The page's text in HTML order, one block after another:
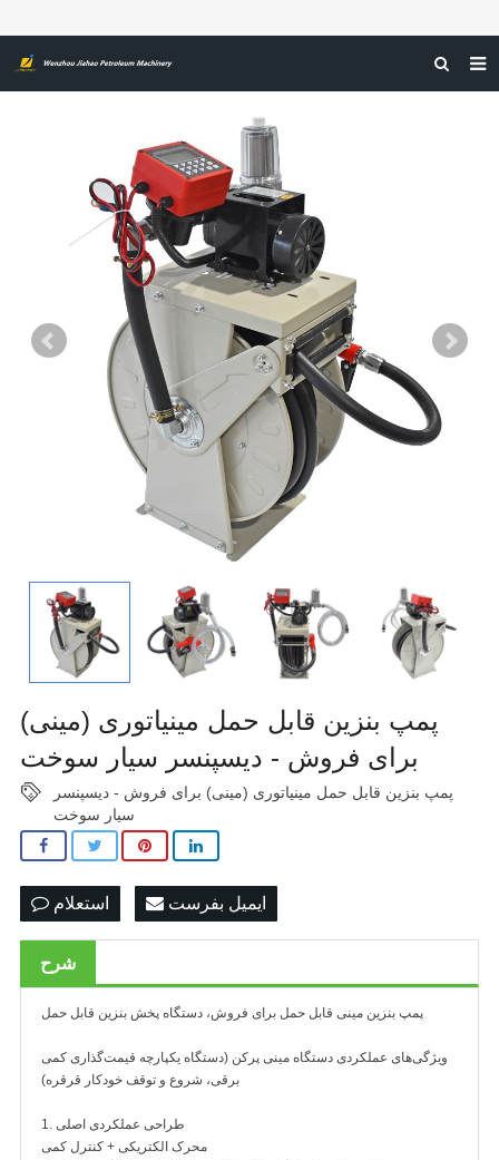
بازخورد
پمپ بنزین قابل حمل مینیاتوری (مینی)
برای فروش - دیسپنسر سیار سوخت
پمپ بنزین قابل حمل مینیاتوری (مینی) برای فروش - دیسپنسر
سیار سوخت
استعلام ایمیل بفرست
شرح
پمپ بنزین مینی قابل حمل برای فروش، دستگاه پخش بنزین قابل حمل
ویژگی‌های عملکردی دستگاه مینی پرکن (دستگاه یکپارچه قیمت‌گذاری کمی
برقی، شروع و توقف خودکار قرقره)
1. طراحی عملکردی اصلی
محرک الکتریکی + کنترل کمی